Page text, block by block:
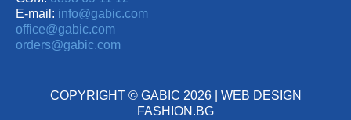
E-mail: info@gabic.com
office@gabic.com
orders@gabic.com
COPYRIGHT © GABIC 2026 | WEB DESIGN
FASHION.BG